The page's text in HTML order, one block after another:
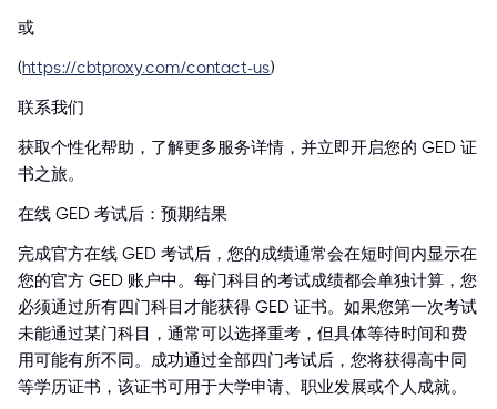
或
(https://cbtproxy.com/contact-us)
联系我们
获取个性化帮助，了解更多服务详情，并立即开启您的 GED 证
书之旅。
在线 GED 考试后：预期结果
完成官方在线 GED 考试后，您的成绩通常会在短时间内显示在
您的官方 GED 账户中。每门科目的考试成绩都会单独计算，您
必须通过所有四门科目才能获得 GED 证书。如果您第一次考试
未能通过某门科目，通常可以选择重考，但具体等待时间和费
用可能有所不同。成功通过全部四门考试后，您将获得高中同
等学历证书，该证书可用于大学申请、职业发展或个人成就。